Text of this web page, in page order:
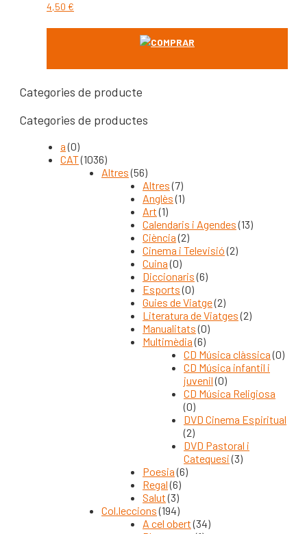
4,50 €
COMPRAR
Categories de producte
Categories de productes
a (0)
CAT(1036)
Altres (56)
Altres (7)
Anglès (1)
Art (1)
Calendaris i Agendes (13)
Ciència (2)
Cinema i Televisió (2)
Cuina (0)
Diccionaris (6)
Esports (0)
Guies de Viatge(2)
Literatura de Viatges (2)
Manualitats (0)
Multimèdia (6)
CD Música clàssica (0)
CD Música infantil i
juvenil (0)
CD Música Religiosa
(0)
DVD Cinema Espiritual
(2)
DVD Pastoral i
Catequesi (3)
Poesia (6)
Regal (6)
Salut (3)
Col.leccions (194)
A cel obert (34)